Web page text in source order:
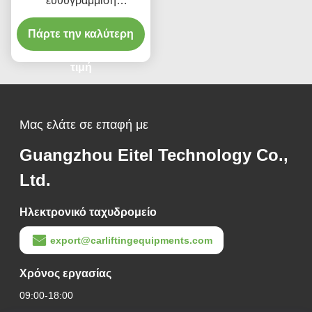
ανελκυστήρα 380V/220V
με χαμηλό προφίλ
σχεδιασμό
Πάρτε την καλύτερη
τιμή
Μας ελάτε σε επαφή με
Guangzhou Eitel Technology Co.,
Ltd.
Ηλεκτρονικό ταχυδρομείο
export@carliftingequipments.com
Χρόνος εργασίας
09:00-18:00